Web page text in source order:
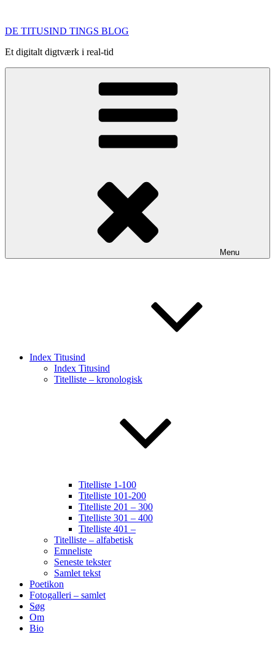
indhold
DE TITUSIND TINGS BLOG
Et digitalt digtværk i real-tid
Menu
Index Titusind
Index Titusind
Titelliste – kronologisk
Titelliste 1-100
Titelliste 101-200
Titelliste 201 – 300
Titelliste 301 – 400
Titelliste 401 –
Titelliste – alfabetisk
Emneliste
Seneste tekster
Samlet tekst
Poetikon
Fotogalleri – samlet
Søg
Om
Bio